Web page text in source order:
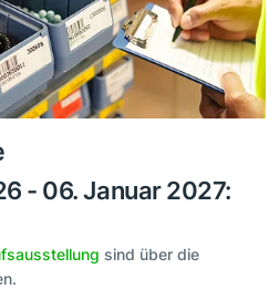
- 06. Januar 2027:
sind über die